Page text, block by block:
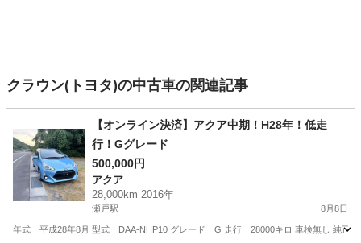
クラウン(トヨタ)の中古車の関連記事
【オンライン決済】アクア中期！H28年！低走
行！Gグレード
500,000円
アクア
28,000km 2016年
瀬戸駅 8月8日
年式 平成28年8月 型式 DAA-NHP10 グレード G 走行 28000キロ 車検無し 純正ナ